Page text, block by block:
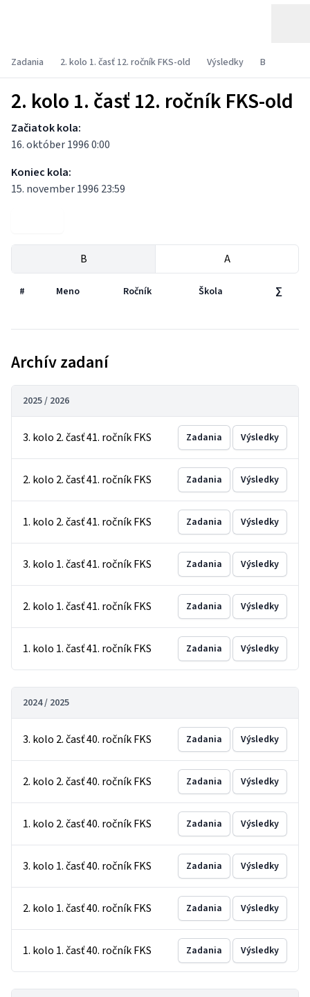
Zadania 2. kolo 1. časť 12. ročník FKS-old Výsledky B
2. kolo 1. časť 12. ročník FKS-old
Začiatok kola:
16. október 1996 0:00
Koniec kola:
15. november 1996 23:59
B A
# Meno Ročník Škola ∑
Archív zadaní
2025 / 2026
3. kolo 2. časť 41. ročník FKS Zadania Výsledky
2. kolo 2. časť 41. ročník FKS Zadania Výsledky
1. kolo 2. časť 41. ročník FKS Zadania Výsledky
3. kolo 1. časť 41. ročník FKS Zadania Výsledky
2. kolo 1. časť 41. ročník FKS Zadania Výsledky
1. kolo 1. časť 41. ročník FKS Zadania Výsledky
2024 / 2025
3. kolo 2. časť 40. ročník FKS Zadania Výsledky
2. kolo 2. časť 40. ročník FKS Zadania Výsledky
1. kolo 2. časť 40. ročník FKS Zadania Výsledky
3. kolo 1. časť 40. ročník FKS Zadania Výsledky
2. kolo 1. časť 40. ročník FKS Zadania Výsledky
1. kolo 1. časť 40. ročník FKS Zadania Výsledky